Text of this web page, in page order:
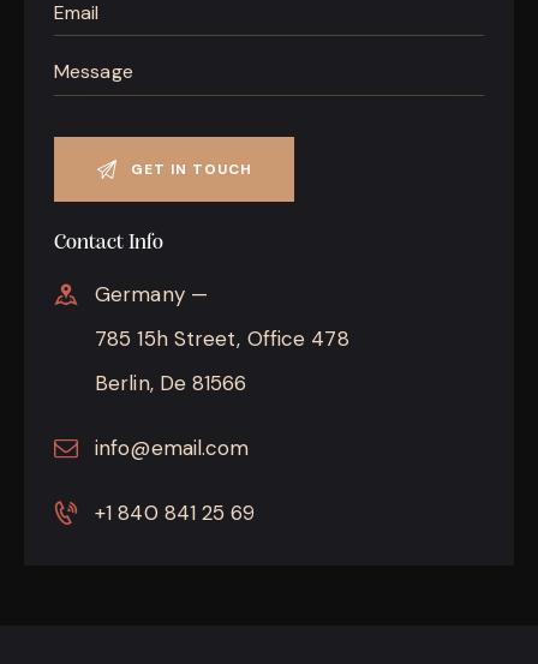
Contact Info
Germany —
785 15h Street, Office 478
Berlin, De 81566
info@email.com
+1 840 841 25 69